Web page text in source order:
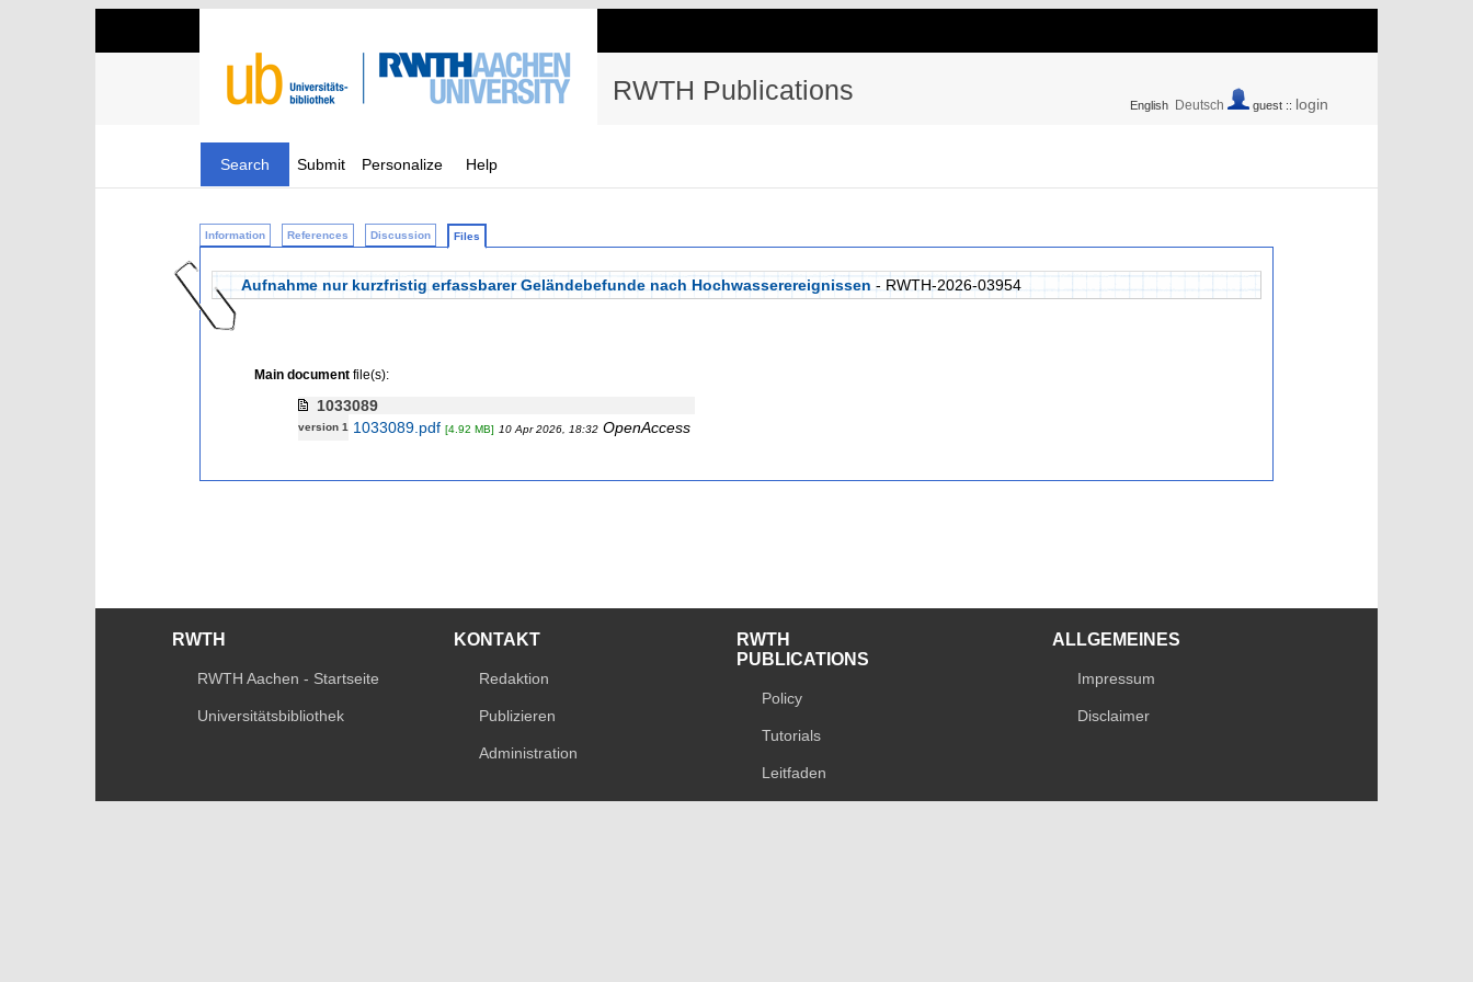
RWTH Publications English Deutsch guest :: login
Search Submit Personalize Help
Information References Discussion Files
Aufnahme nur kurzfristig erfassbarer Geländebefunde nach Hochwasserereignissen - RWTH-2026-03954
Main documentfile(s):
1033089
version 1 1033089.pdf [4.92 MB] 10 Apr 2026, 18:32 OpenAccess
RWTH
RWTH Aachen - Startseite
Universitätsbibliothek
KONTAKT
Redaktion
Publizieren
Administration
RWTH
PUBLICATIONS
Policy
Tutorials
Leitfaden
ALLGEMEINES
Impressum
Disclaimer